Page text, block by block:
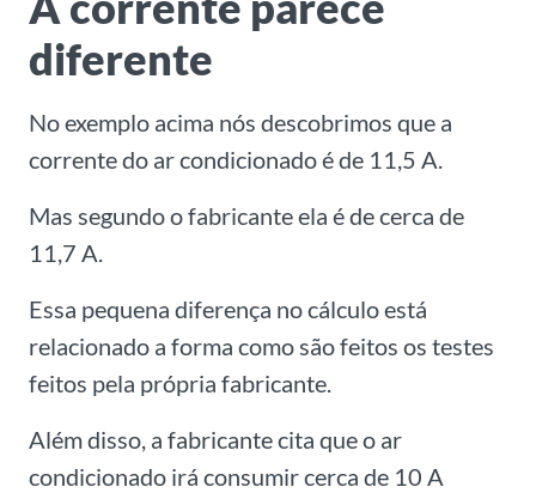
diferente
No exemplo acima nós descobrimos que a
corrente do ar condicionado é de 11,5 A.
Mas segundo o fabricante ela é de cerca de
11,7 A.
Essa pequena diferença no cálculo está
relacionado a forma como são feitos os testes
feitos pela própria fabricante.
Além disso, a fabricante cita que o ar
condicionado irá consumir cerca de 10 A